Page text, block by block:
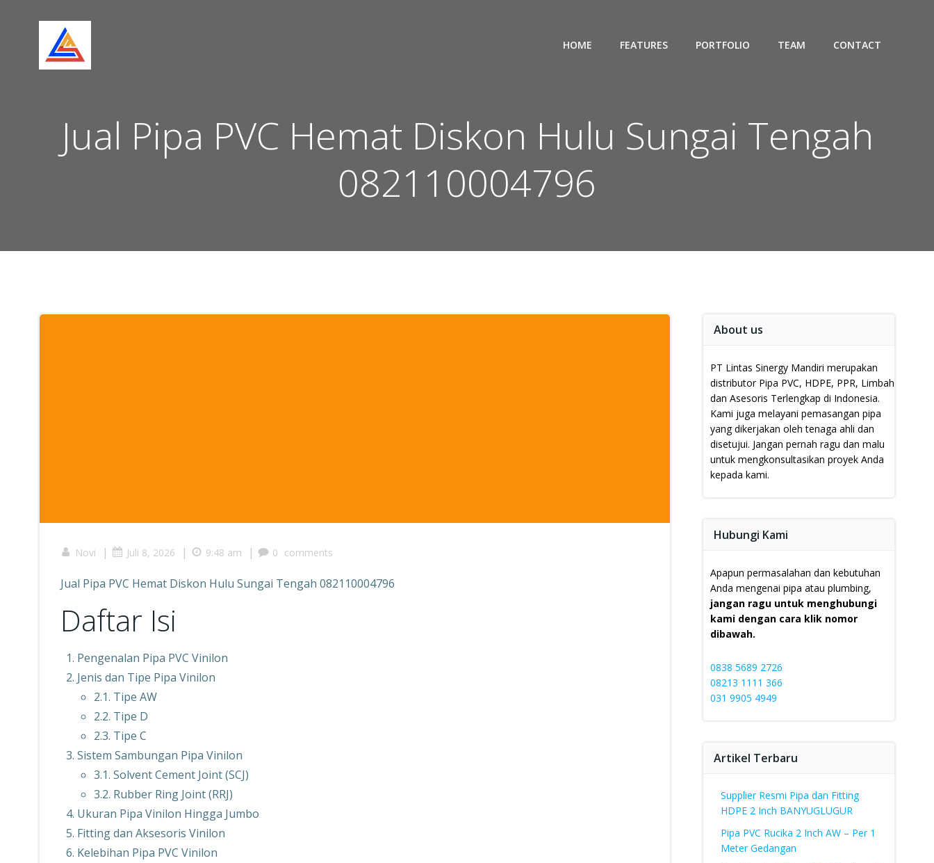
HOME FEATURES PORTFOLIO TEAM CONTACT
Jual Pipa PVC Hemat Diskon Hulu Sungai Tengah
082110004796
Novi | Juli 8, 2026 | 9:48 am | 0 comments
Jual Pipa PVC Hemat Diskon Hulu Sungai Tengah 082110004796
Daftar Isi
Pengenalan Pipa PVC Vinilon
Jenis dan Tipe Pipa Vinilon
2.1. Tipe AW
2.2. Tipe D
2.3. Tipe C
Sistem Sambungan Pipa Vinilon
3.1. Solvent Cement Joint (SCJ)
3.2. Rubber Ring Joint (RRJ)
Ukuran Pipa Vinilon Hingga Jumbo
Fitting dan Aksesoris Vinilon
Kelebihan Pipa PVC Vinilon
About us
PT Lintas Sinergy Mandiri merupakan
distributor Pipa PVC, HDPE, PPR, Limbah
dan Asesoris Terlengkap di Indonesia.
Kami juga melayani pemasangan pipa
yang dikerjakan oleh tenaga ahli dan
disetujui. Jangan pernah ragu dan malu
untuk mengkonsultasikan proyek Anda
kepada kami.
Hubungi Kami
Apapun permasalahan dan kebutuhan
Anda mengenai pipa atau plumbing,
jangan ragu untuk menghubungi
kami dengan cara klik nomor
dibawah.
0838 5689 2726
08213 1111 366
031 9905 4949
Artikel Terbaru
Supplier Resmi Pipa dan Fitting
HDPE 2 Inch BANYUGLUGUR
Pipa PVC Rucika 2 Inch AW – Per 1
Meter Gedangan